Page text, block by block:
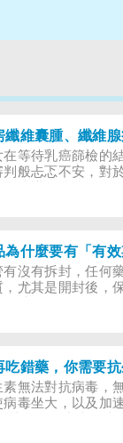
在等待乳癌篩檢的
判般忐忑不安，對
型態、環境與飲食
已屬晚期階段，使
衛生署因此將乳癌
並於去年委託乳房
局所護士，指 導她
（觸診），希望在
在社區或工 作地點
檢查，若有懷疑即
步安排乳房超音波
婦女因此發現早期
，有較佳的 存活
為什麼要有「有效
有沒有拆封，任何
，尤其是開封後，
體作實驗了！在醫
變了顏色，於是告
藥品丟棄。令人錯
儲存藥品的方式正
丟棄多可惜！然而
吃錯藥，你需要抗
素無法對抗病毒，
病毒坐大，以及加
發燒至某私人醫院